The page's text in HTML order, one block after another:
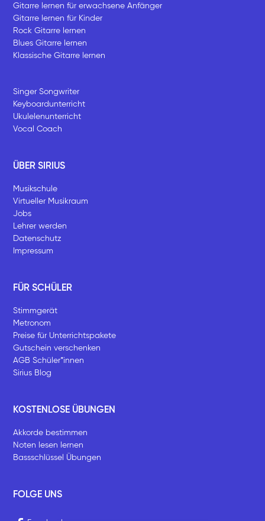
Gitarre lernen für erwachsene Anfänger
Gitarre lernen für Kinder
Rock Gitarre lernen
Blues Gitarre lernen
Klassische Gitarre lernen
Singer Songwriter
Keyboardunterricht
Ukulelenunterricht
Vocal Coach
ÜBER SIRIUS
Musikschule
Virtueller Musikraum
Jobs
Lehrer werden
Datenschutz
Impressum
FÜR SCHÜLER
Stimmgerät
Metronom
Preise für Unterrichtspakete
Gutschein verschenken
AGB Schüler*innen
Sirius Blog
KOSTENLOSE ÜBUNGEN
Akkorde bestimmen
Noten lesen lernen
Bassschlüssel Übungen
FOLGE UNS